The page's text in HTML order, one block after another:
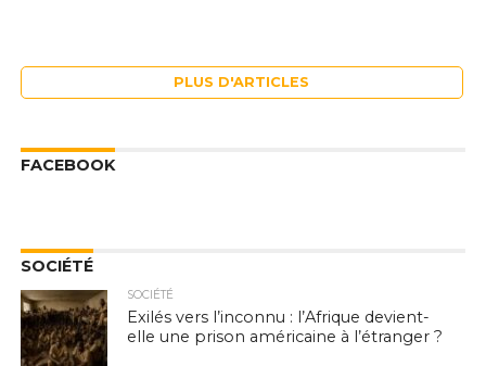
PLUS D'ARTICLES
FACEBOOK
SOCIÉTÉ
SOCIÉTÉ
Exilés vers l’inconnu : l’Afrique devient-
elle une prison américaine à l’étranger ?